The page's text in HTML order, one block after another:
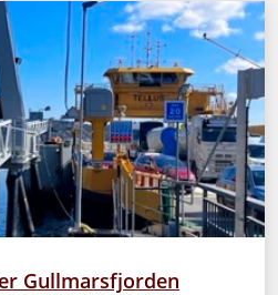
Gullmarsfjorden